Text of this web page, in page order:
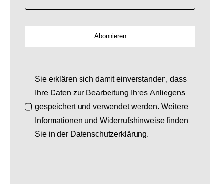
Abonnieren
Sie erklären sich damit einverstanden, dass
Ihre Daten zur Bearbeitung Ihres Anliegens
gespeichert und verwendet werden. Weitere
Informationen und Widerrufshinweise finden
Sie in der Datenschutzerklärung.